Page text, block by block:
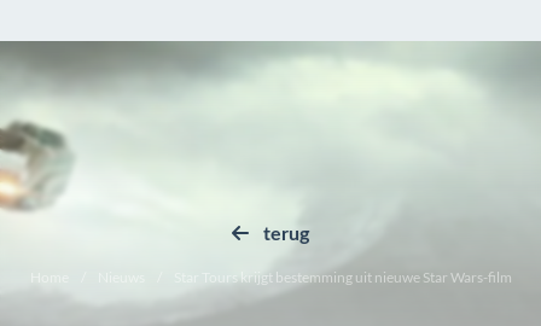
terug
Star Tours krijgt bestemming uit nieuwe Star Wars-film